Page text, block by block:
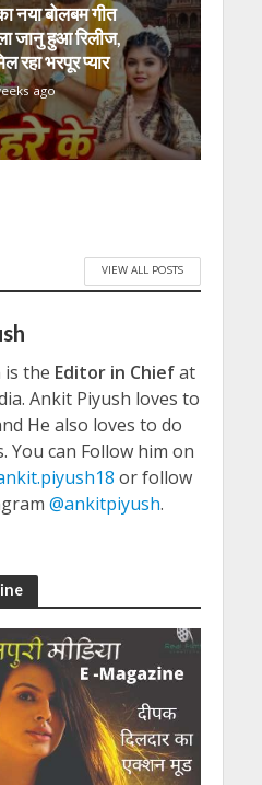
नया बोलबम गीत
जानु हुआ रिलीज,
रहा भरपूर प्यार
ago
VIEW ALL POSTS
is the Editor in Chiefat
Ankit Piyush loves to
He also loves to do
You can Follow him on
or follow
@ankitpiyush.